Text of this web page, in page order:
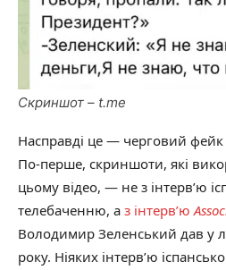
Скриншот – t.me
Насправді це — черговий фейк
По-перше, скриншоти, які
цьому відео, — не з інтерв’ю
телебаченню, а з інтерв’ю
Володимир Зеленський дав у
року. Ніяких інтерв’ю